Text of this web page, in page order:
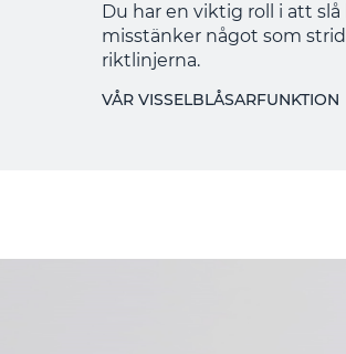
Du har en viktig roll i att
misstänker något som
riktlinjerna.
VÅR VISSELBLÅSARFUNKTION